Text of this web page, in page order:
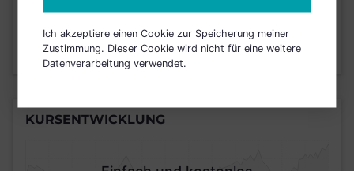
1 2 3 4 5 6 7
Stand 30.04.2019
KURSENTWICKLUNG
Ich akzeptiere einen Cookie zur Speicherung meiner
Zustimmung. Dieser Cookie wird nicht für eine weitere
Datenverarbeitung verwendet.